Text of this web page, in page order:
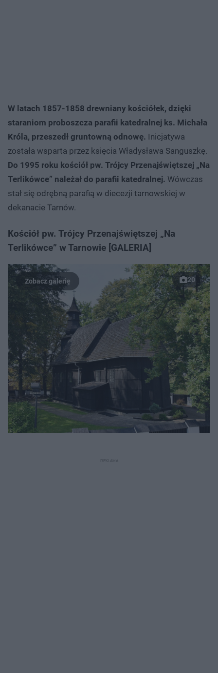
W latach 1857-1858 drewniany kościółek, dzięki
staraniom proboszcza parafii katedralnej ks. Michała
Króla, przeszedł gruntowną odnowę. Inicjatywa
została wsparta przez księcia Władysława Sanguszkę.
Do 1995 roku kościół pw. Trójcy Przenajświętszej „Na
Terlikówce” należał do parafii katedralnej. Wówczas
stał się odrębną parafią w diecezji tarnowskiej w
dekanacie Tarnów.
Kościół pw. Trójcy Przenajświętszej „Na
Terlikówce” w Tarnowie [GALERIA]
20